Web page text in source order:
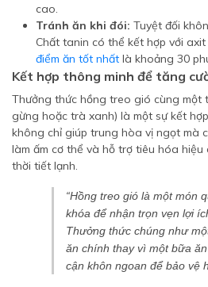
cao.
Tránh ăn khi đói: Tuyệt đối
Chất tanin có thể kết hợp với
điểm ăn tốt nhất là khoảng 30
Kết hợp thông minh để tăng
Thưởng thức hồng treo gió cùng một
gừng hoặc trà xanh) là một sự kết
không chỉ giúp trung hòa vị ngọt mà
làm ấm cơ thể và hỗ trợ tiêu hóa
thời tiết lạnh.
“Hồng treo gió là một món
khóa để nhận trọn vẹn lợi
Thưởng thức chúng như
ăn chính thay vì một bữa
cận khôn ngoan để bảo vệ